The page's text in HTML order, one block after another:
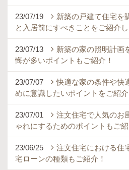
23/07/19
新築の戸建て住宅を
と入居前にすべきことをご紹介し
23/07/13
新築の家の照明計画
悔が多いポイントもご紹介！
23/07/07
快適な家の条件や快
めに意識したいポイントをご紹介
23/07/01
注文住宅で人気のお
ゃれにするためのポイントもご紹
23/06/25
注文住宅における住
宅ローンの種類もご紹介！